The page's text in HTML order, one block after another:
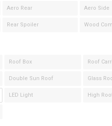
Aero Rear Aero Side
Rear Spoiler Wood
Roof Box Roof
Double Sun Roof Glass
LED Light High